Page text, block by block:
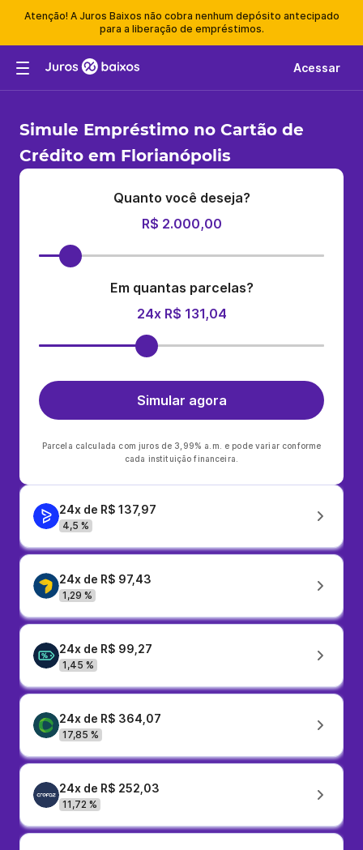
Atenção! A Juros Baixos não cobra nenhum depósito antecipado
para a liberação de empréstimos.
Acessar
Simule Empréstimo no Cartão de
Crédito em Florianópolis
Quanto você deseja?
R$ 2.000,00
Em quantas parcelas?
24x R$ 131,04
Simular agora
Parcela calculada com juros de 3,99% a.m. e pode variar conforme
cada instituição financeira.
24x de R$ 137,97
4,5 %
24x de R$ 97,43
1,29 %
24x de R$ 99,27
1,45 %
24x de R$ 364,07
17,85 %
24x de R$ 252,03
11,72 %